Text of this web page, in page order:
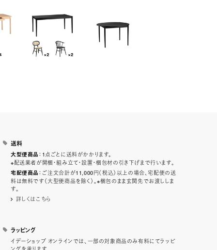
送料
大型便商品 ：1点ごとに送料がかかります。
※配送業者が開梱・組み立て・設置・梱包材の引き下げまで行います。
宅配便商品 ：ご注文合計が11,000円（税込）以上の場合、宅配便の送
料は無料です（大型便商品を除く）。※梱包のまま玄関先でお渡ししま
す。
詳しくはこちら
ラッピング
イデーショップ オンラインでは、一部の対象商品のみ有料にてラッピ